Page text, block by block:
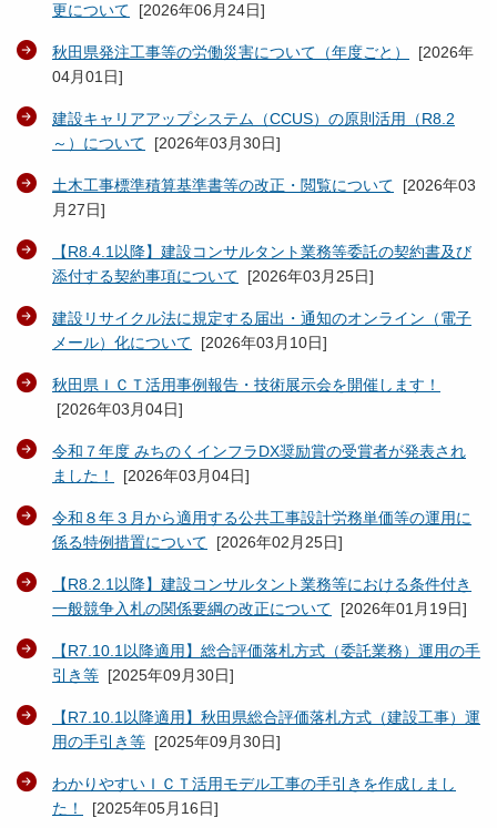
更について [2026年06月24日]
秋田県発注工事等の労働災害について（年度ごと） [2026年
04月01日]
建設キャリアアップシステム（CCUS）の原則活用（R8.2
～）について [2026年03月30日]
土木工事標準積算基準書等の改正・閲覧について [2026年03
月27日]
【R8.4.1以降】建設コンサルタント業務等委託の契約書及び
添付する契約事項について [2026年03月25日]
建設リサイクル法に規定する届出・通知のオンライン（電子
メール）化について [2026年03月10日]
秋田県ＩＣＴ活用事例報告・技術展示会を開催します！
[2026年03月04日]
令和７年度 みちのくインフラDX奨励賞の受賞者が発表され
ました！
[2026年03月04日]
令和８年３月から適用する公共工事設計労務単価等の運用に
係る特例措置について [2026年02月25日]
【R8.2.1以降】建設コンサルタント業務等における条件付き
一般競争入札の関係要綱の改正について [2026年01月19日]
【R7.10.1以降適用】総合評価落札方式（委託業務）運用の手
引き等 [2025年09月30日]
【R7.10.1以降適用】秋田県総合評価落札方式（建設工事）運
用の手引き等 [2025年09月30日]
わかりやすいＩＣＴ活用モデル工事の手引きを作成しまし
た！
[2025年05月16日]